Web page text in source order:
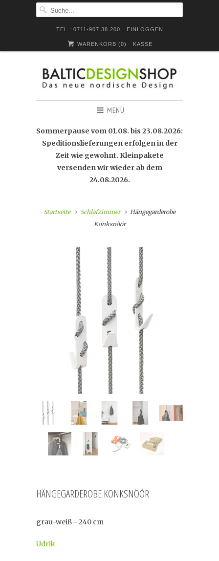
TEL.: 0711-907 38 200 EINLOGGEN
WARENKORB (0) KASSE
MENÜ
Sommerpause vom 01.08. bis 23.08.2026:
Speditionslieferungen erfolgen in der
Zeit wie gewohnt. Kleinpakete
versenden wir wieder ab dem
24.08.2026.
Startseite Schlafzimmer
Hängegarderobe
Konksnöör
HÄNGEGARDEROBE KONKSNÖÖR
grau-weiß - 240 cm
Udrik